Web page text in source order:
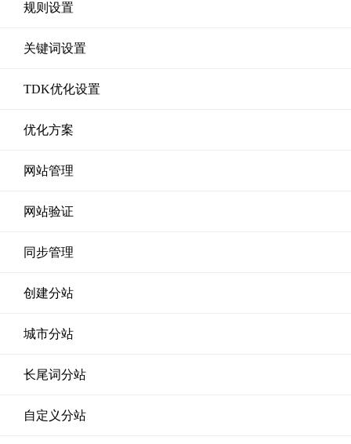
规则设置
关键词设置
TDK优化设置
优化方案
网站管理
网站验证
同步管理
创建分站
城市分站
长尾词分站
自定义分站